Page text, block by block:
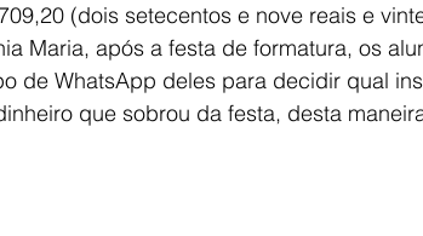
(dois setecentos e nove reais e
Maria, após a festa de formatura, os
de WhatsApp deles para decidir qual
que sobrou da festa, desta